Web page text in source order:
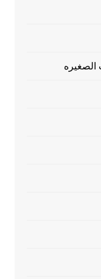
الصغيره